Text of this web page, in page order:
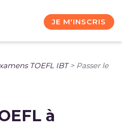
JE M'INSCRIS
TOEFL IBT> Passer le
à